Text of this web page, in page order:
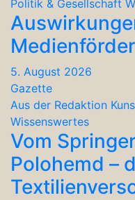
Politik & Gesellschaft
5. August 2026
Gazette
Aus der Redaktion
Wissenswertes
Vom
Polohemd –